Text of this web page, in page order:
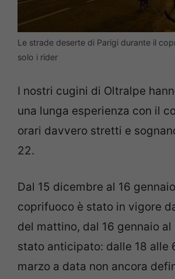
Le strade deserte di Parigi durante il
solo i rider
I nostri cugini di Oltralpe
una lunga esperienza con il
orari davvero stretti e
22.
Dal 15 dicembre al 16
coprifuoco è stato in vigore
del mattino, dal 16 gennaio al
stato anticipato: dalle 18 alle
marzo a data non ancora